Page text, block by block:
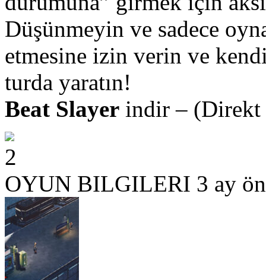
Düşünmeyin ve sadece
etmesine izin verin ve
turda yaratın!
Beat Slayer indir –
2
OYUN BILGILERI 3 ay